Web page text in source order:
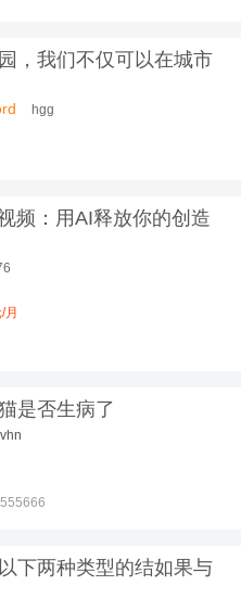
，我们不仅可以在城市
hgg
频：用AI释放你的创造
月
是否生病了
下两种类型的结如果与